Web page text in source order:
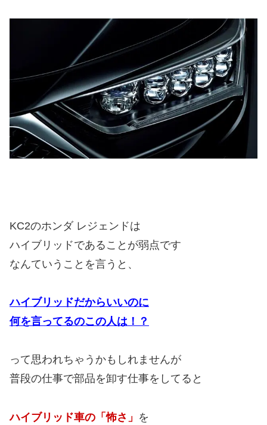
KC2のホンダ レジェンドは
ハイブリッドであることが弱点です
なんていうことを言うと、
ハイブリッドだからいいのに
何を言ってるのこの人は！？
って思われちゃうかもしれませんが
普段の仕事で部品を卸す仕事をしてると
ハイブリッド車の「怖さ」 を